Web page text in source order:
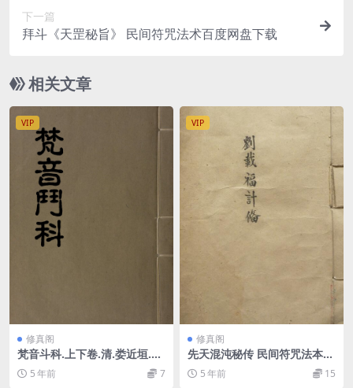
下一篇
拜斗《天罡秘旨》 民间符咒法术百度网盘下载
相关文章
VIP
修真阁
梵音斗科.上下卷.清.娄近垣.撰.
清雍正时期四色套印刊本 百度
网盘免费下载
5 年前 7
VIP
修真阁
先天混沌秘传 民间符咒法本百
度网盘下载
5 年前 15